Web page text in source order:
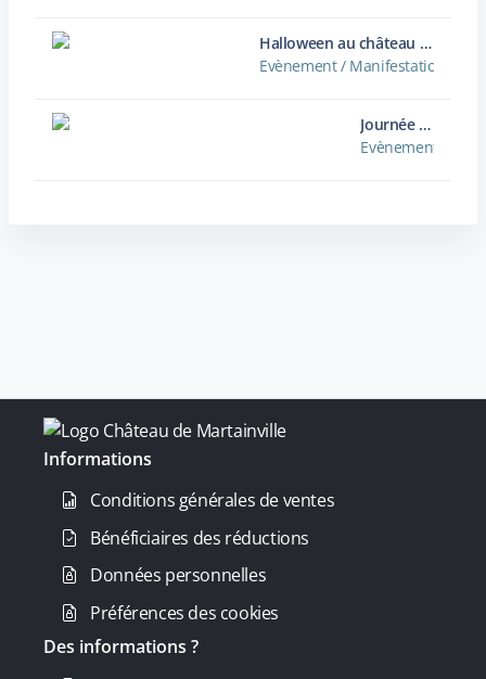
Halloween au château - Le Pacte de Martainville
Evènement / Manifestation
Journée de la pomme et du folklore
Evènement /
Informations
Conditions générales de ventes
Bénéficiaires des réductions
Données personnelles
Préférences des cookies
Des informations ?